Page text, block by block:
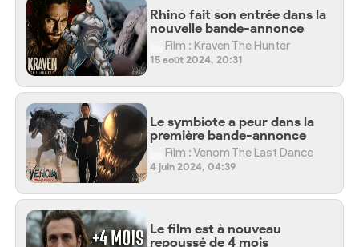
Rhino fait son entrée dans la
nouvelle bande-annonce
Film : Kraven The Hunter
15 août 2024, 20:31
Le symbiote a peur dans la
première bande-annonce
Film : Venom The Last Dance
4 juin 2024, 04:39
Le film est à nouveau
repoussé de 4 mois